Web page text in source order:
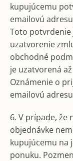
kupujúcemu
emailovú
Toto potvrdenie
uzatvorenie
obchodné
je uzatvorená
Oznámenie o
emailovú
6. V prípade, že
objednávke
kupujúcemu na
ponuku.